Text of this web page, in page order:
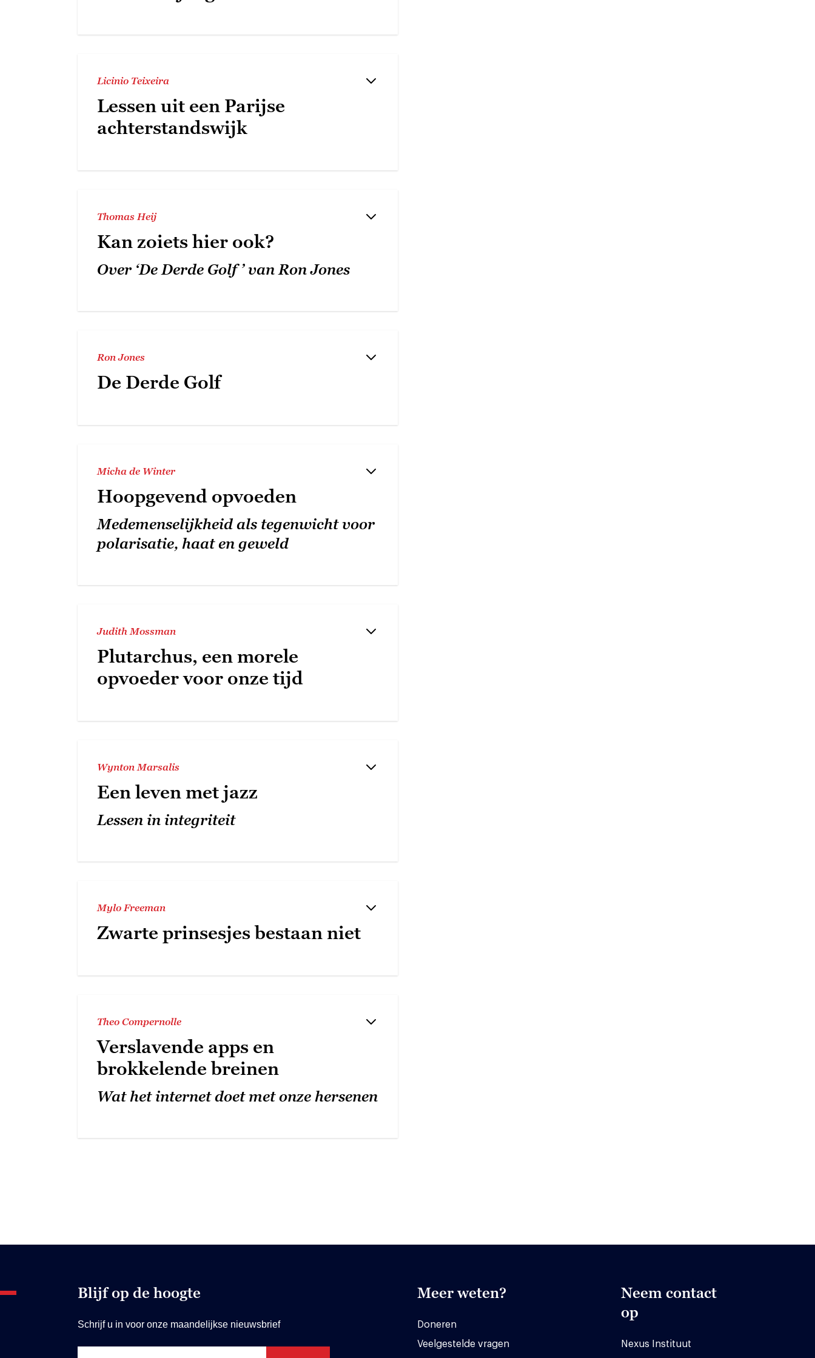
Licinio Teixeira
Lessen uit een Parijse
achterstandswijk
Thomas Heij
Kan zoiets hier ook?
Over ‘De Derde Golf ’ van Ron Jones
Ron Jones
De Derde Golf
Micha de Winter
Hoopgevend opvoeden
Medemenselijkheid als tegenwicht voor
polarisatie, haat en geweld
Judith Mossman
Plutarchus, een morele
opvoeder voor onze tijd
Wynton Marsalis
Een leven met jazz
Lessen in integriteit
Mylo Freeman
Zwarte prinsesjes bestaan niet
Theo Compernolle
Verslavende apps en
brokkelende breinen
Wat het internet doet met onze hersenen
Blijf op de hoogte
Schrijf u in voor onze maandelijkse nieuwsbrief
Meer weten?
Doneren
Veelgestelde vragen
Neem contact
op
Nexus Instituut